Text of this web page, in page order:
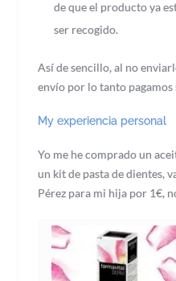
de que el producto ya
ser recogido.
Así de sencillo, al no
envío por lo tanto
My experiencia personal
Yo me he comprado un
un kit de pasta de dientes,
Pérez para mi hija por 1€,